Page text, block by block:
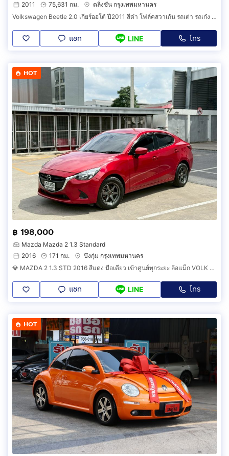
2011
75,631 กม.
ตลิ่งชัน กรุงเทพมหานคร
Volkswagen Beetle 2.0 เกียร์ออโต้ ปี2011 สีดำ โฟล์คสวาเก้น รถเต่า รถเก๋ง รถคลาสสิค รถสวยสภาพนางฟ้า
แชท LINE โทร
HOT
฿ 198,000
Mazda Mazda 2 1.3 Standard
2016
171 กม.
บึงกุ่ม กรุงเทพมหานคร
💎 MAZDA 2 1.3 STD 2016 สีแดง มือเดียว เข้าศูนย์ทุกระยะ ล้อแม็ก VOLK สวยพร้อมใช้งานได้เลยทันที
แชท LINE โทร
HOT